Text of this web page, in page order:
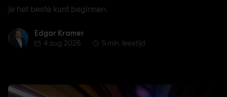
je het beste kunt beginnen.
Edgar KramerEdgar Kramer
4 aug 2026
5 min. leestijd